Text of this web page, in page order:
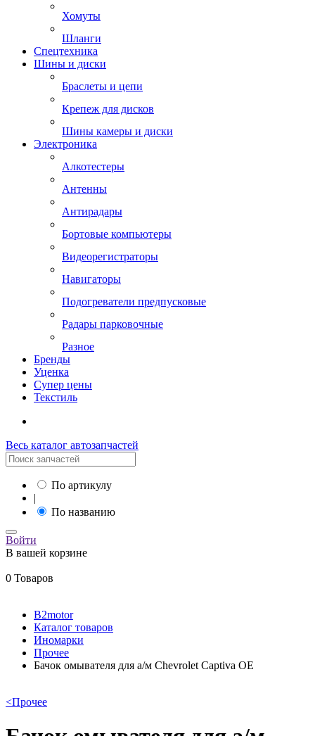
Хомуты
Шланги
Спецтехника
Шины и диски
Браслеты и цепи
Крепеж для дисков
Шины камеры и диски
Электроника
Алкотестеры
Антенны
Антирадары
Бортовые компьютеры
Видеорегистраторы
Навигаторы
Подогреватели предпусковые
Радары парковочные
Разное
Бренды
Уценка
Супер цены
Текстиль
Весь каталог автозапчастей
По артикулу
|
По названию
Войти
В вашей корзине
0 Товаров
B2motor
Каталог товаров
Иномарки
Прочее
Бачок омывателя для а/м Chevrolet Captiva OE
<Прочее